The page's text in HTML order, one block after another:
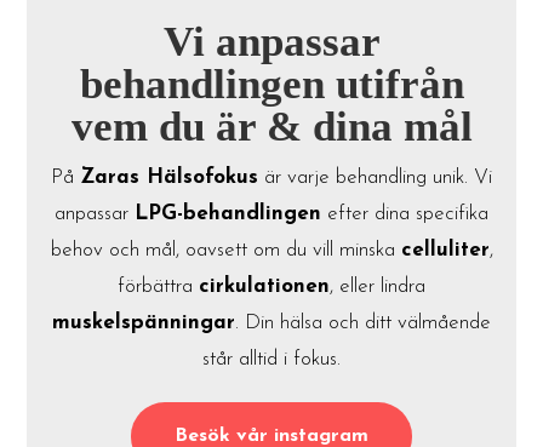
Vi anpassar
behandlingen utifrån
vem du är & dina mål
På Zaras Hälsofokus är varje behandling unik. Vi
anpassar LPG-behandlingen efter dina specifika
behov och mål, oavsett om du vill minska celluliter,
förbättra cirkulationen, eller lindra
muskelspänningar. Din hälsa och ditt välmående
står alltid i fokus.
Besök vår instagram